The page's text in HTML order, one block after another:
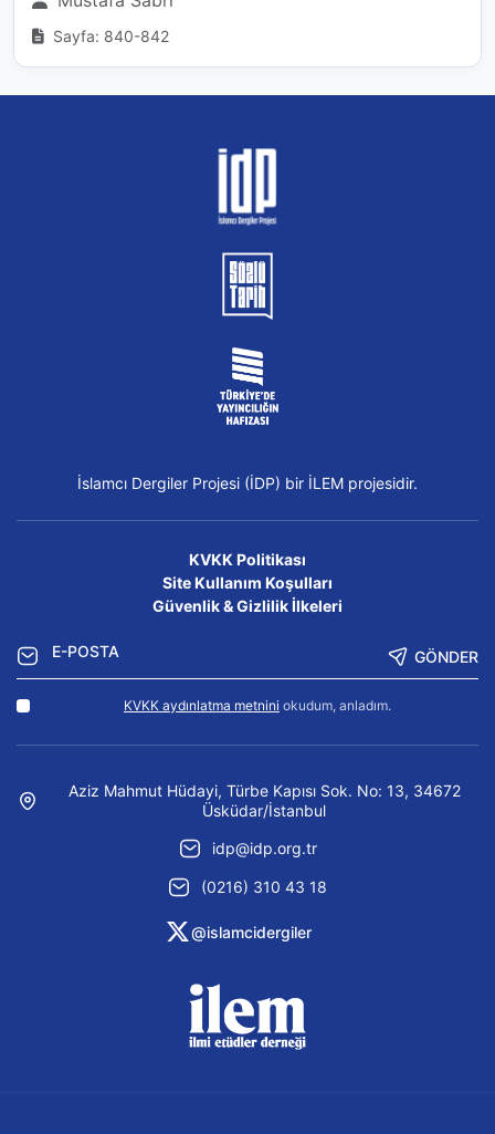
Sayfa: 840-842
İslamcı Dergiler Projesi (İDP) bir İLEM projesidir.
KVKK Politikası
Site Kullanım Koşulları
Güvenlik & Gizlilik İlkeleri
GÖNDER
KVKK aydınlatma metnini okudum, anladım.
Aziz Mahmut Hüdayi, Türbe Kapısı Sok. No: 13, 34672
Üsküdar/İstanbul
idp@idp.org.tr
(0216) 310 43 18
@islamcidergiler